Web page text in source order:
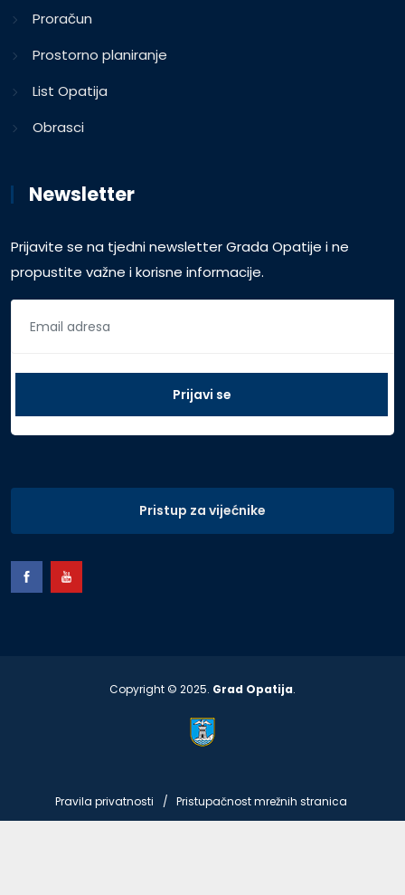
Proračun
Prostorno planiranje
List Opatija
Obrasci
Newsletter
Prijavite se na tjedni newsletter Grada Opatije i ne
propustite važne i korisne informacije.
Pristup za vijećnike
Copyright © 2025. Grad Opatija.
Pravila privatnosti Pristupačnost mrežnih stranica